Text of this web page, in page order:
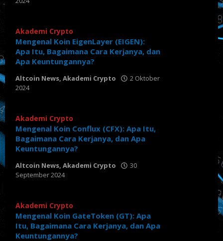
Akademi Crypto
Mengenal Koin EigenLayer (EIGEN):
Apa Itu, Bagaimana Cara Kerjanya, dan
Apa Keuntungannya?
Altcoin News, Akademi Crypto
2 Oktober
2024
Akademi Crypto
Mengenal Koin Conflux (CFX): Apa Itu,
Bagaimana Cara Kerjanya, dan Apa
Keuntungannya?
Altcoin News, Akademi Crypto
30
September 2024
Akademi Crypto
Mengenal Koin GateToken (GT): Apa
Itu, Bagaimana Cara Kerjanya, dan Apa
Keuntungannya?